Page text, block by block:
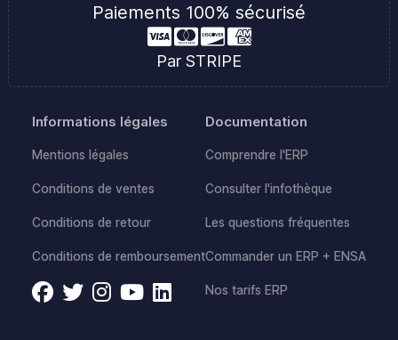
Paiements 100% sécurisé
Par STRIPE
Informations légales
Mentions légales
Conditions de ventes
Conditions de retour
Conditions de remboursement
Documentation
Comprendre l'ERP
Consulter l'infothèque
Les questions fréquentes
Commander un ERP + ENSA
Nos tarifs ERP